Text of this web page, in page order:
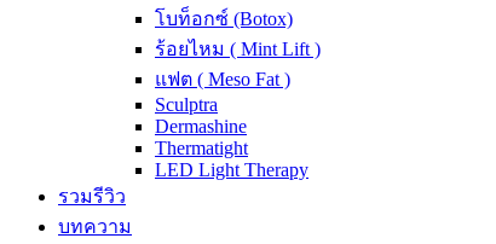
โบท็อกซ์ (Botox)
ร้อยไหม ( Mint Lift )
แฟต ( Meso Fat )
Sculptra
Dermashine
Thermatight
LED Light Therapy
รวมรีวิว
บทความ